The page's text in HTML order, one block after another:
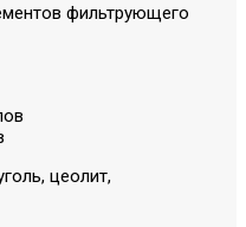
фильтрующего
цеолит,